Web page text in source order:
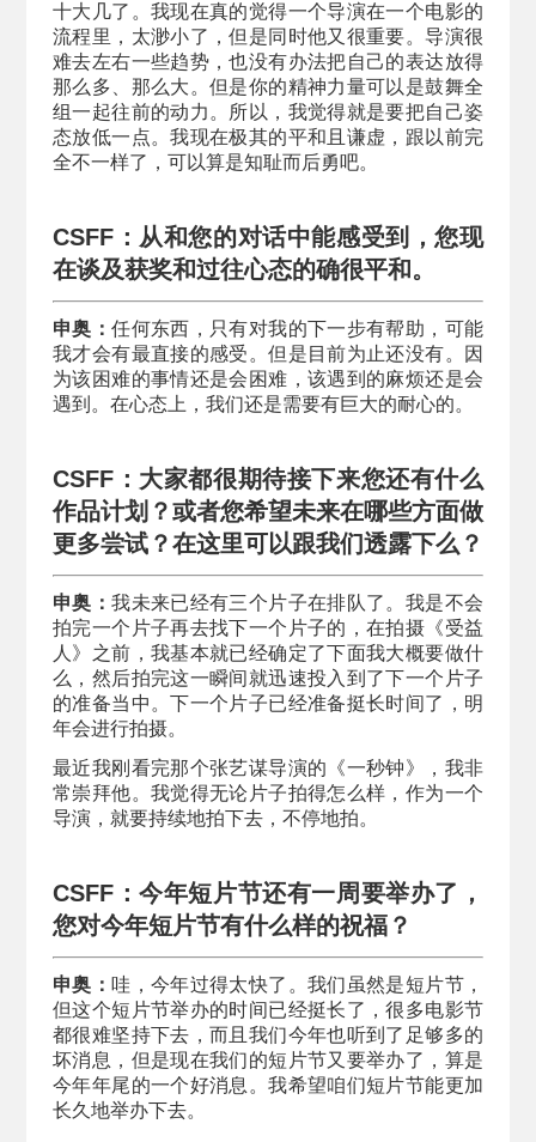
十大几了。我现在真的觉得一个导演在一个电影的
流程里，太渺小了，但是同时他又很重要。导演很
难去左右一些趋势，也没有办法把自己的表达放得
那么多、那么大。但是你的精神力量可以是鼓舞全
组一起往前的动力。所以，我觉得就是要把自己姿
态放低一点。我现在极其的平和且谦虚，跟以前完
全不一样了，可以算是知耻而后勇吧。
CSFF：从和您的对话中能感受到，您现
在谈及获奖和过往心态的确很平和。
申奥：任何东西，只有对我的下一步有帮助，可能
我才会有最直接的感受。但是目前为止还没有。因
为该困难的事情还是会困难，该遇到的麻烦还是会
遇到。在心态上，我们还是需要有巨大的耐心的。
CSFF：大家都很期待接下来您还有什么
作品计划？或者您希望未来在哪些方面做
更多尝试？在这里可以跟我们透露下么？
申奥：我未来已经有三个片子在排队了。我是不会
拍完一个片子再去找下一个片子的，在拍摄《受益
人》之前，我基本就已经确定了下面我大概要做什
么，然后拍完这一瞬间就迅速投入到了下一个片子
的准备当中。下一个片子已经准备挺长时间了，明
年会进行拍摄。
最近我刚看完那个张艺谋导演的《一秒钟》，我非
常崇拜他。我觉得无论片子拍得怎么样，作为一个
导演，就要持续地拍下去，不停地拍。
CSFF：今年短片节还有一周要举办了，
您对今年短片节有什么样的祝福？
申奥： 哇，今年过得太快了。我们虽然是短片节，
但这个短片节举办的时间已经挺长了，很多电影节
都很难坚持下去，而且我们今年也听到了足够多的
坏消息，但是现在我们的短片节又要举办了，算是
今年年尾的一个好消息。我希望咱们短片节能更加
长久地举办下去。